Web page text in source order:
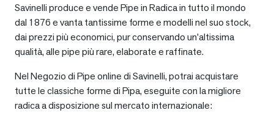
Savinelli produce e vende Pipe in Radica in tutto il mondo
dal 1876 e vanta tantissime forme e modelli nel suo stock,
dai prezzi più economici, pur conservando un’altissima
qualità, alle pipe più rare, elaborate e raffinate.
Nel Negozio di Pipe online di Savinelli, potrai acquistare
tutte le classiche forme di Pipa, eseguite con la migliore
radica a disposizione sul mercato internazionale: